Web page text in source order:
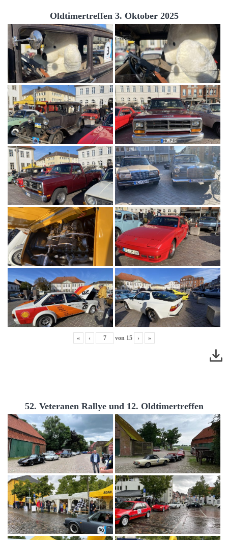
Oldtimertreffen 3. Oktober 2025
« ‹ von 15 › »
52. Veteranen Rallye und 12. Oldtimertreffen